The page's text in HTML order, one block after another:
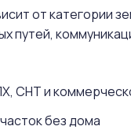
от категории
путей,
СНТ и
без дома